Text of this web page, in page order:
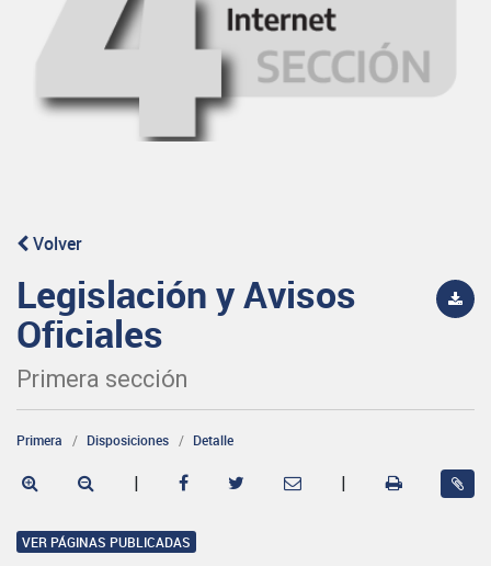
Volver
Legislación y Avisos
Oficiales
Primera sección
Primera Disposiciones Detalle
| |
VER PÁGINAS PUBLICADAS